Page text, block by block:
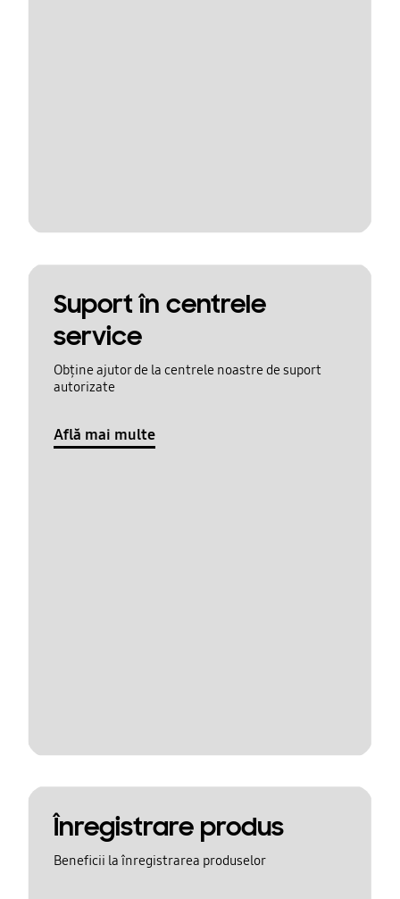
Suport în centrele
service
Obține ajutor de la centrele noastre de suport
autorizate
Află mai multe
Înregistrare produs
Beneficii la înregistrarea produselor